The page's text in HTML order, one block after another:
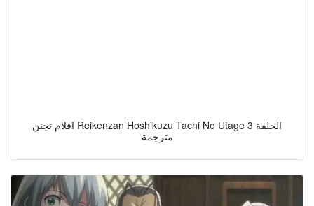
افلام تجنن Reikenzan Hoshikuzu Tachi No Utage الحلقة 3
مترجمة